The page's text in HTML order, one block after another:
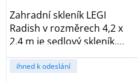
Zahradní skleník LEGI
Radish v rozměrech 4,2 x
2,4 m je sedlový skleník,
který díky své...
ihned k odeslání